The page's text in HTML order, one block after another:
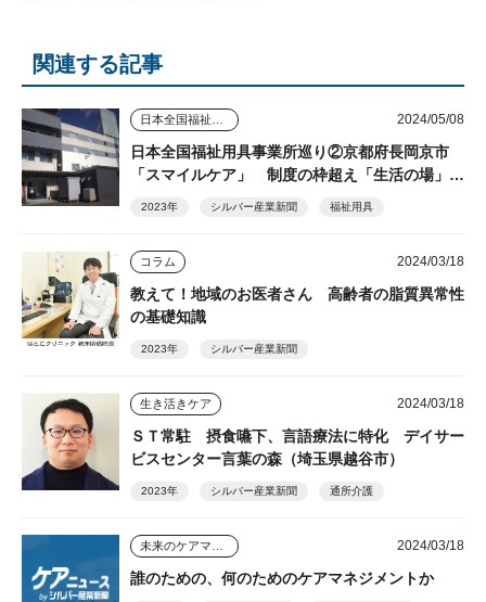
関連する記事
2024/05/08
日本全国福祉用具事業所巡り②京都府長岡京市
「スマイルケア」 制度の枠超え「生活の場」を
2023年 シルバー産業新聞 福祉用具
コラム 2024/03/18
教えて！地域のお医者さん 高齢者の脂質異常性
の基礎知識
2023年 シルバー産業新聞
生き活きケア 2024/03/18
ＳＴ常駐 摂食嚥下、言語療法に特化 デイサー
ビスセンター言葉の森（埼玉県越谷市）
2023年 シルバー産業新聞 通所介護
2024/03/18
誰のための、何のためのケアマネジメントか